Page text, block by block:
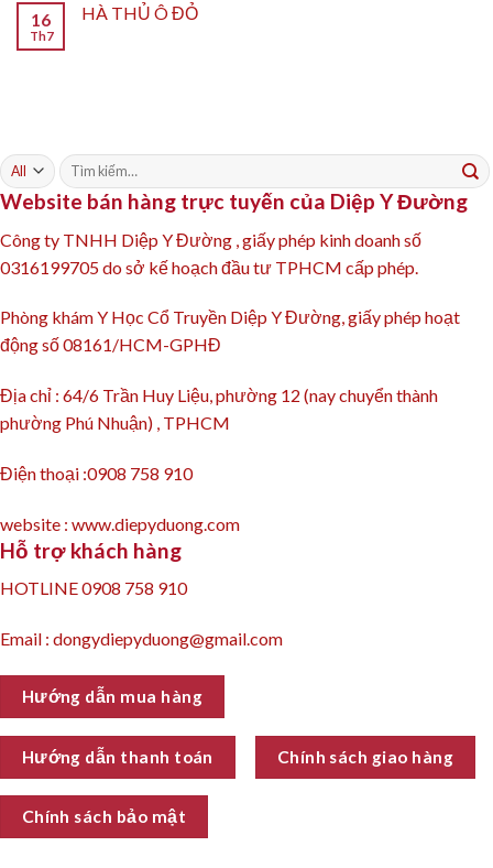
16
Th7
HÀ THỦ Ô ĐỎ
Tìm
kiếm:
Website bán hàng trực tuyến của Diệp Y Đường
Công ty TNHH Diệp Y Đường , giấy phép kinh doanh số
0316199705 do sở kế hoạch đầu tư TPHCM cấp phép.
Phòng khám Y Học Cổ Truyền Diệp Y Đường, giấy phép hoạt
động số 08161/HCM-GPHĐ
Địa chỉ : 64/6 Trần Huy Liệu, phường 12 (nay chuyển thành
phường Phú Nhuận) , TPHCM
Điện thoại :0908 758 910
website : www.diepyduong.com
Hỗ trợ khách hàng
HOTLINE 0908 758 910
Email : dongydiepyduong@gmail.com
Hướng dẫn mua hàng
Hướng dẫn thanh toán Chính sách giao hàng
Chính sách bảo mật